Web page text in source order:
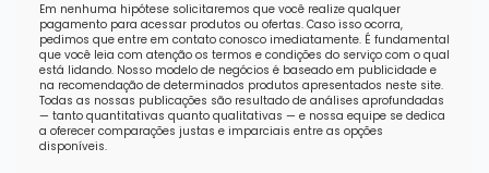
Em nenhuma hipótese solicitaremos que você realize qualquer
pagamento para acessar produtos ou ofertas. Caso isso ocorra,
pedimos que entre em contato conosco imediatamente. É fundamental
que você leia com atenção os termos e condições do serviço com o qual
está lidando. Nosso modelo de negócios é baseado em publicidade e
na recomendação de determinados produtos apresentados neste site.
Todas as nossas publicações são resultado de análises aprofundadas
— tanto quantitativas quanto qualitativas — e nossa equipe se dedica
a oferecer comparações justas e imparciais entre as opções
disponíveis.